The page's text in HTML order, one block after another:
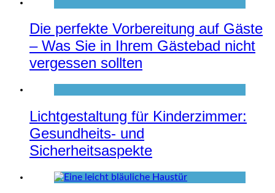
Die perfekte Vorbereitung auf Gäste
– Was Sie in Ihrem Gästebad nicht
vergessen sollten
Lichtgestaltung für Kinderzimmer:
Gesundheits- und
Sicherheitsaspekte